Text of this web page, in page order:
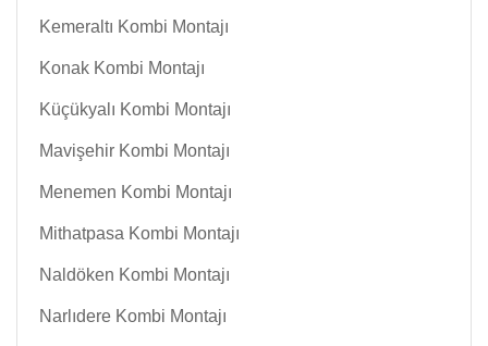
Kemeraltı Kombi Montajı
Konak Kombi Montajı
Küçükyalı Kombi Montajı
Mavişehir Kombi Montajı
Menemen Kombi Montajı
Mithatpasa Kombi Montajı
Naldöken Kombi Montajı
Narlıdere Kombi Montajı